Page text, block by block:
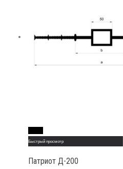
Быстрый просмотр
Патриот Д-200